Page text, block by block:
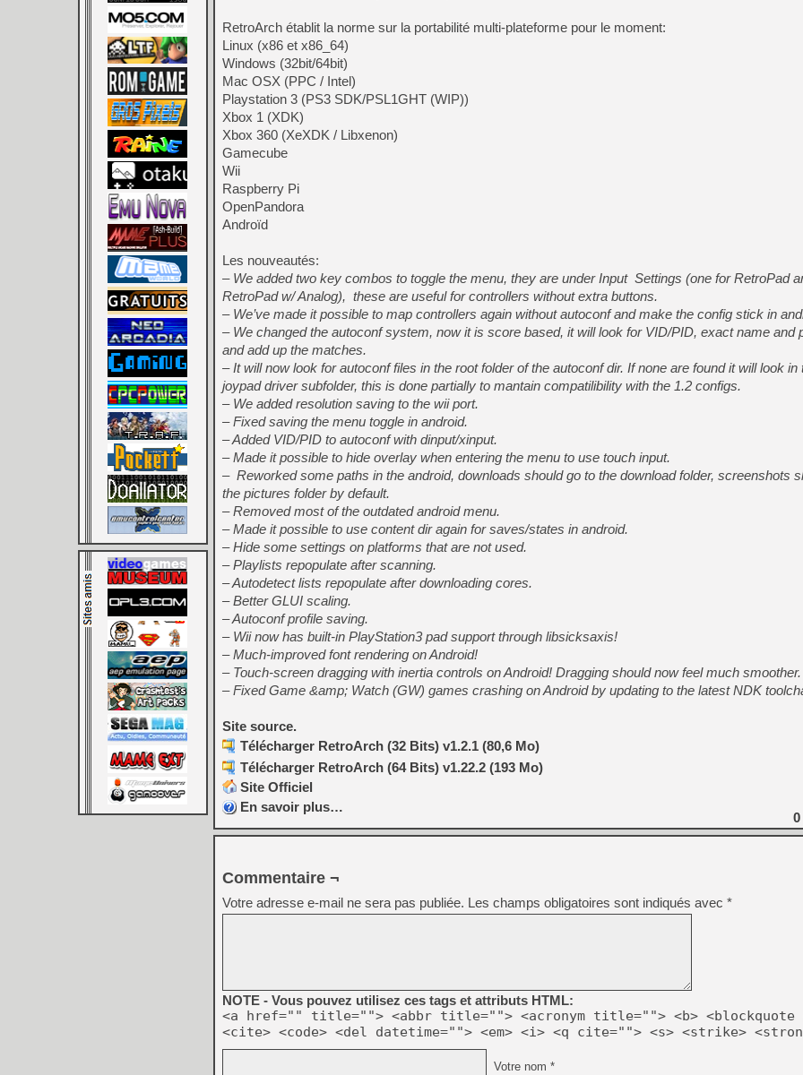
[GK] No More Room in
[GK] Un chatbot Atelier
[GK] Mémoire cash -
[GK] Nvidia : le prix des
[GK] Suikoden Star Leap
[Mo5] La mini borne
[GK] Pourquoi Marvel
RetroArch établit la norme sur la portabilité multi-plateforme pour le moment:
Linux (x86 et x86_64)
Windows (32bit/64bit)
Mac OSX (PPC / Intel)
Playstation 3 (PS3 SDK/PSL1GHT (WIP))
Xbox 1 (XDK)
Xbox 360 (XeXDK / Libxenon)
Gamecube
Wii
Raspberry Pi
OpenPandora
Androïd
Les nouveautés:
– We added two key combos to toggle the menu, they are under Input Settings (one for RetroPad
RetroPad w/ Analog), these are useful for controllers without extra buttons.
– We’ve made it possible to map controllers again without autoconf and make the config stick in
– We changed the autoconf system, now it is score based, it will look for VID/PID, exact name and
and add up the matches.
– It will now look for autoconf files in the root folder of the autoconfdir. If none are found it will look in
joypad driversubfolder, this is done partially to mantain compatilibility with the 1.2 configs.
– We added resolution saving to the wii port.
– Fixed saving the menu toggle in android.
– Added VID/PID to autoconf with dinput/xinput.
– Made it possible to hide overlay when entering the menu to use touch input.
– Reworked some paths in the android, downloads should go to the download folder, screenshots
the pictures folder by default.
– Removed most of the outdated android menu.
– Made it possible to use content dir again for saves/states in android.
– Hide some settings on platforms that are not used.
– Playlists repopulate after scanning.
– Autodetect lists repopulate after downloading cores.
– Better GLUI scaling.
– Autoconf profile saving.
– Wii now has built-in PlayStation3 pad support through libsicksaxis!
– Much-improved font rendering on Android!
– Touch-screen dragging with inertia controls on Android! Dragging should now feel much smoother.
– Fixed Game &amp; Watch (GW) games crashing on Android by updating to the latest NDK
Site source.
Télécharger RetroArch (32 Bits) v1.2.1 (80,6 Mo)
Télécharger RetroArch (64 Bits) v1.22.2 (193 Mo)
Site Officiel
En savoir plus…
0
Commentaire ¬
Votre adresse e-mail ne sera pas publiée. Les champs obligatoires sont indiqués avec *
NOTE - Vous pouvez utilisez ces tags et attributs HTML:
<a href="" title=""> <abbr title=""> <acronym title=""> <b> <blockquote
<cite> <code> <del datetime=""> <em> <i> <q cite=""> <s> <strike>
Votre nom *